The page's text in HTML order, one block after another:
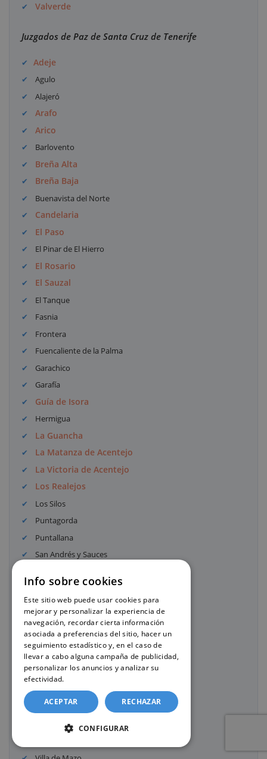
Valverde
Juzgados de Paz de Santa Cruz de Tenerife
Adeje
Agulo
Alajeró
Arafo
Arico
Barlovento
Breña Alta
Breña Baja
Buenavista del Norte
Candelaria
El Paso
El Pinar de El Hierro
El Rosario
El Sauzal
El Tanque
Fasnia
Frontera
Fuencaliente de la Palma
Garachico
Garafía
Guía de Isora
Hermigua
La Guancha
La Matanza de Acentejo
La Victoria de Acentejo
Los Realejos
Los Silos
Puntagorda
Puntallana
San Andrés y Sauces
San Miguel de Abona
Santa Ursula
Santiago del Teide
Tacoronte
Tazacorte
Tegueste
Tijarafe
Valle Gran Rey
Vallehermoso
Info sobre cookies
Este sitio web puede usar cookies para
mejorar y personalizar la experiencia de
navegación, recordar cierta información
asociada a preferencias del sitio, hacer un
seguimiento estadístico y, en el caso de
llevar a cabo alguna campaña de publicidad,
personalizar los anuncios y analizar su
efectividad.
ACEPTAR RECHAZAR
CONFIGURAR